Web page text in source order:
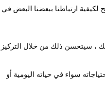
ارتباطنا ببعضنا البعض في
، سيتحسن ذلك من خلال التركيز
سواء في حياته اليومية أو